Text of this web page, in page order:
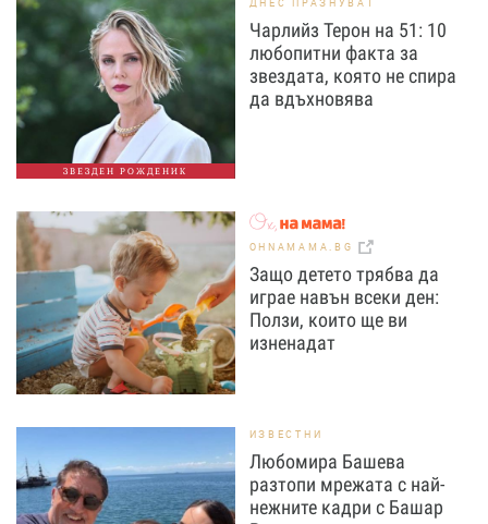
ЗВЕЗДЕН РОЖДЕНИК
Чарлийз Терон на 51: 10
любопитни факта за
звездата, която не спира
да вдъхновява
OHNAMAMA.BG
Защо детето трябва да
играе навън всеки ден:
Ползи, които ще ви
изненадат
ИЗВЕСТНИ
Любомира Башева
разтопи мрежата с най-
нежните кадри с Башар